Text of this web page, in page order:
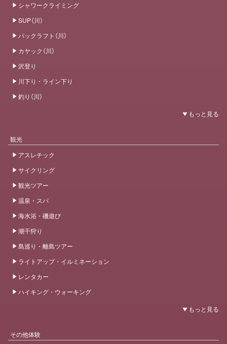
シャワークライミング
SUP（川）
パックラフト（川）
カヤック（川）
沢登り
川下り・ライン下り
釣り（川）
観光
アスレチック
サイクリング
観光ツアー
温泉・スパ
海水浴・磯遊び
潮干狩り
島巡り・離島ツアー
ライトアップ・イルミネーション
レンタカー
ハイキング・ウォーキング
その他体験